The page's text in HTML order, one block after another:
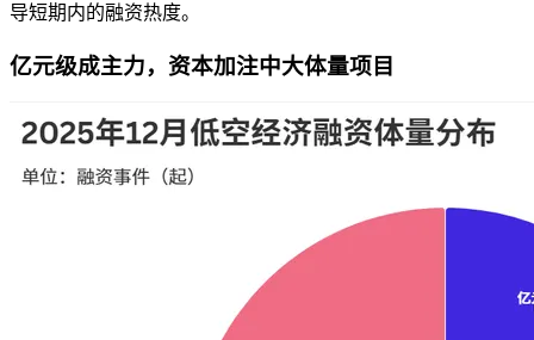
导短期内的融资热度。
亿元级成主力，资本加注中大体量项目